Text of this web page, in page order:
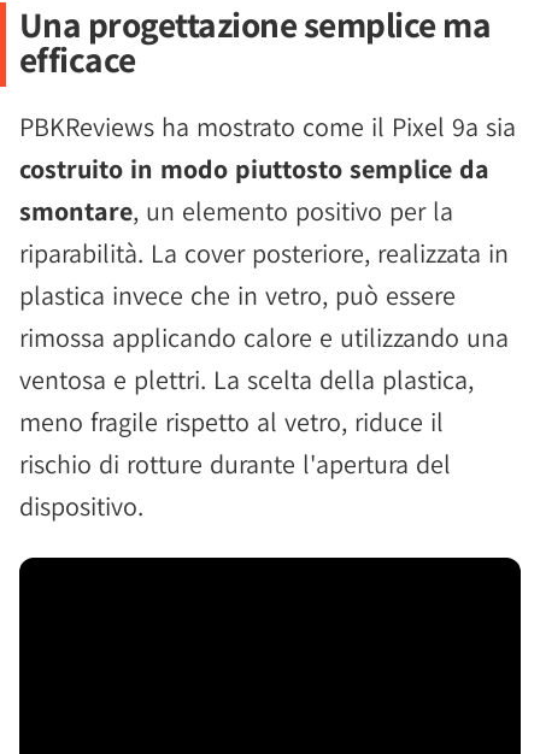
Una progettazione semplice ma
efficace
PBKReviews ha mostrato come il Pixel 9a sia
costruito in modo piuttosto semplice da
smontare, un elemento positivo per la
riparabilità. La cover posteriore, realizzata in
plastica invece che in vetro, può essere
rimossa applicando calore e utilizzando una
ventosa e plettri. La scelta della plastica,
meno fragile rispetto al vetro, riduce il
rischio di rotture durante l'apertura del
dispositivo.